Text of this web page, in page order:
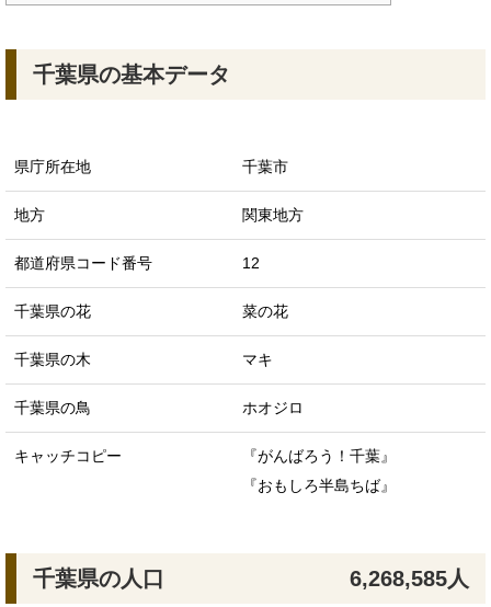
千葉県の基本データ
県庁所在地 千葉市
地方 関東地方
都道府県コード番号 12
千葉県の花 菜の花
千葉県の木 マキ
千葉県の鳥 ホオジロ
キャッチコピー
『がんばろう！千葉』
『おもしろ半島ちば』
千葉県の人口 6,268,585人